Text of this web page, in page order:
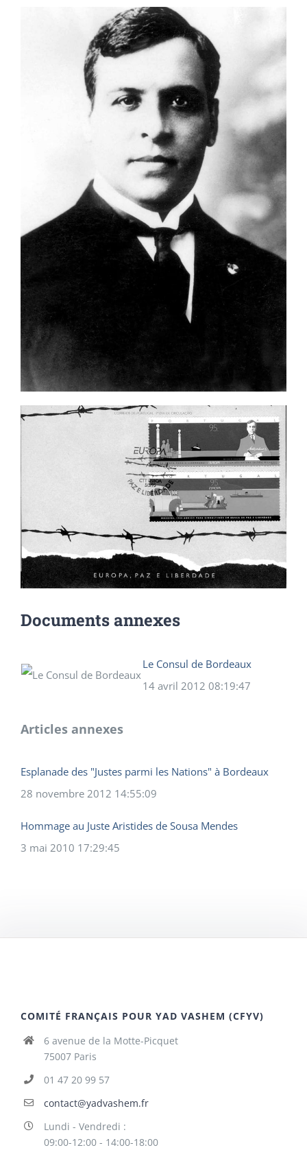
Documents annexes
Le Consul de Bordeaux
14 avril 2012 08:19:47
Articles annexes
Esplanade des "Justes parmi les Nations" à Bordeaux
28 novembre 2012 14:55:09
Hommage au Juste Aristides de Sousa Mendes
3 mai 2010 17:29:45
COMITÉ FRANÇAIS POUR YAD VASHEM (CFYV)
6 avenue de la Motte-Picquet
75007 Paris
01 47 20 99 57
contact@yadvashem.fr
Lundi - Vendredi :
09:00-12:00 - 14:00-18:00